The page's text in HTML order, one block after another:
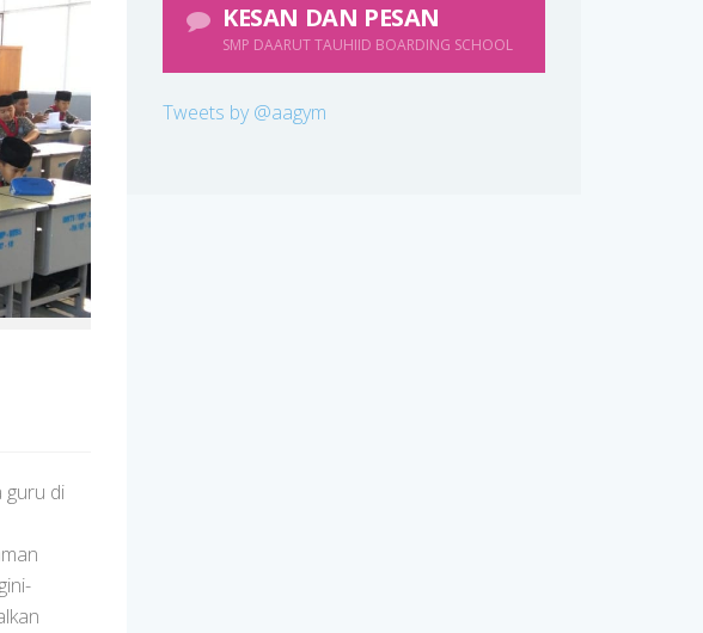
guru di
KESAN DAN PESAN
SMP DAARUT TAUHIID BOARDING SCHOOL
Tweets by @aagym